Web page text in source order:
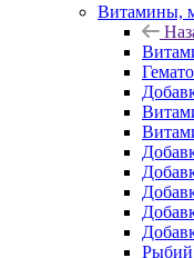
Витамины,
Рыбий